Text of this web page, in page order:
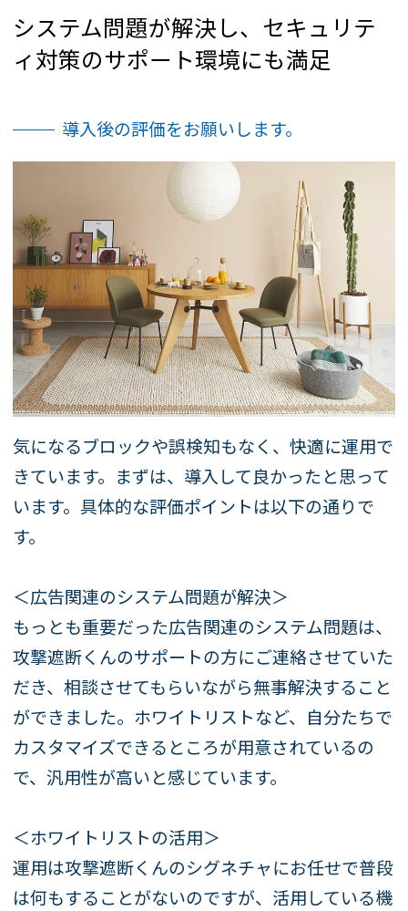
システム問題が解決し、セキュリテ
ィ対策のサポート環境にも満足
導入後の評価をお願いします。
気になるブロックや誤検知もなく、快適に運用で
きています。まずは、導入して良かったと思って
います。具体的な評価ポイントは以下の通りで
す。
＜広告関連のシステム問題が解決＞
もっとも重要だった広告関連のシステム問題は、
攻撃遮断くんのサポートの方にご連絡させていた
だき、相談させてもらいながら無事解決すること
ができました。ホワイトリストなど、自分たちで
カスタマイズできるところが用意されているの
で、汎用性が高いと感じています。
＜ホワイトリストの活用＞
運用は攻撃遮断くんのシグネチャにお任せで普段
は何もすることがないのですが、活用している機